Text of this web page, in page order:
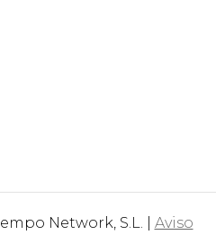
Network, S.L. | Aviso